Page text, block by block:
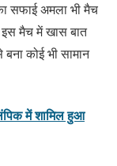
सफाई अमला भी मैच
मैच में खास बात
कोई भी सामान
में शामिल हुआ